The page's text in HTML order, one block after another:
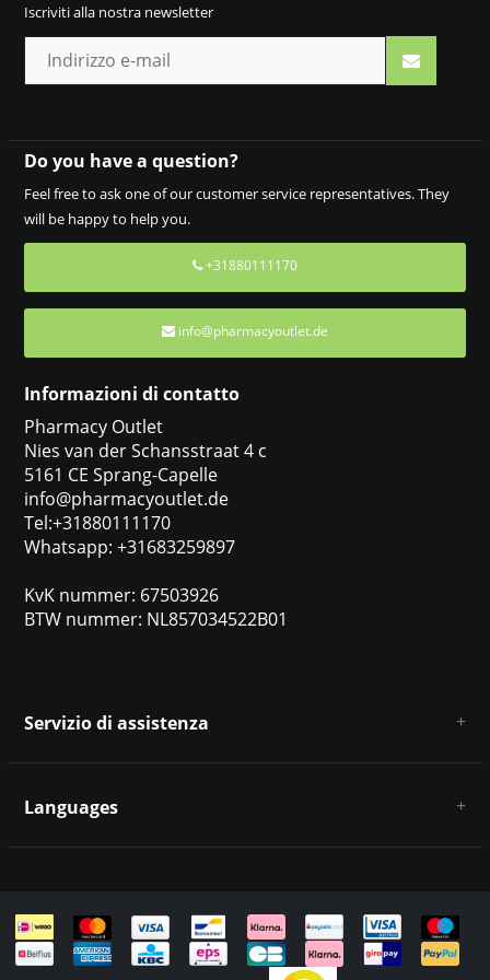
Iscriviti alla nostra newsletter
Do you have a question?
Feel free to ask one of our customer service representatives. They
will be happy to help you.
+31880111170
info@pharmacyoutlet.de
Informazioni di contatto
Pharmacy Outlet
Nies van der Schansstraat 4 c
5161 CE Sprang-Capelle
info@pharmacyoutlet.de
Tel:+31880111170
Whatsapp: +31683259897
KvK nummer: 67503926
BTW nummer: NL857034522B01
Servizio di assistenza
Esclusione di responsabilità e privacy
Mappa del sito
Languages
English